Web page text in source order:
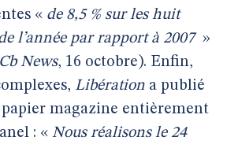
« de 8,5 % sur les huit
l’année par rapport à 2007 »
News, 16 octobre). Enfin,
Libération a publié
magazine entièrement
: « Nous réalisons le 24